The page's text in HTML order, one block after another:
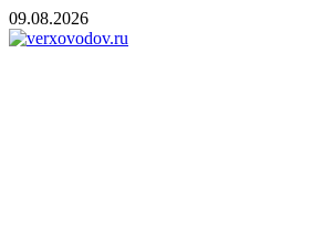
Skip
to
09.08.2026